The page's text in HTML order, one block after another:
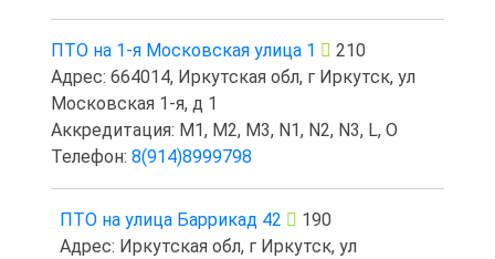
ПТО на 1-я Московская улица 1
210
Адрес: 664014, Иркутская обл, г Иркутск, ул
Московская 1-я, д 1
Аккредитация: M1, M2, M3, N1, N2, N3, L, O
Телефон: 8(914)8999798
ПТО на улица Баррикад 42
190
Адрес: Иркутская обл, г Иркутск, ул